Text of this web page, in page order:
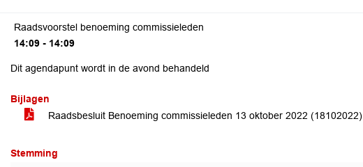
Raadsvoorstel benoeming commissieleden
14:09 - 14:09
Dit agendapunt wordt in de avond behandeld
Bijlagen
Raadsbesluit Benoeming commissieleden 13 oktober 2022 (18102022)
Stemming